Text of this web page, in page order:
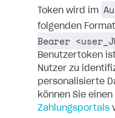
Token wird im
folgenden
Bearer
Benutzertoken
Nutzer zu
personalisierte
können Sie einen
Zahlungsportals